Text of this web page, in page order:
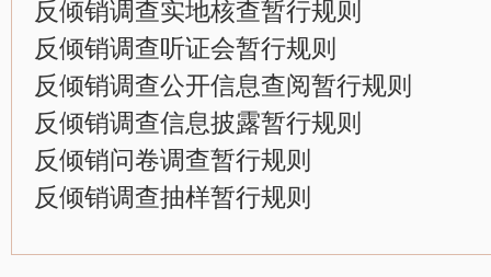
反倾销调查实地核查暂行规则
反倾销调查听证会暂行规则
反倾销调查公开信息查阅暂行规则
反倾销调查信息披露暂行规则
反倾销问卷调查暂行规则
反倾销调查抽样暂行规则